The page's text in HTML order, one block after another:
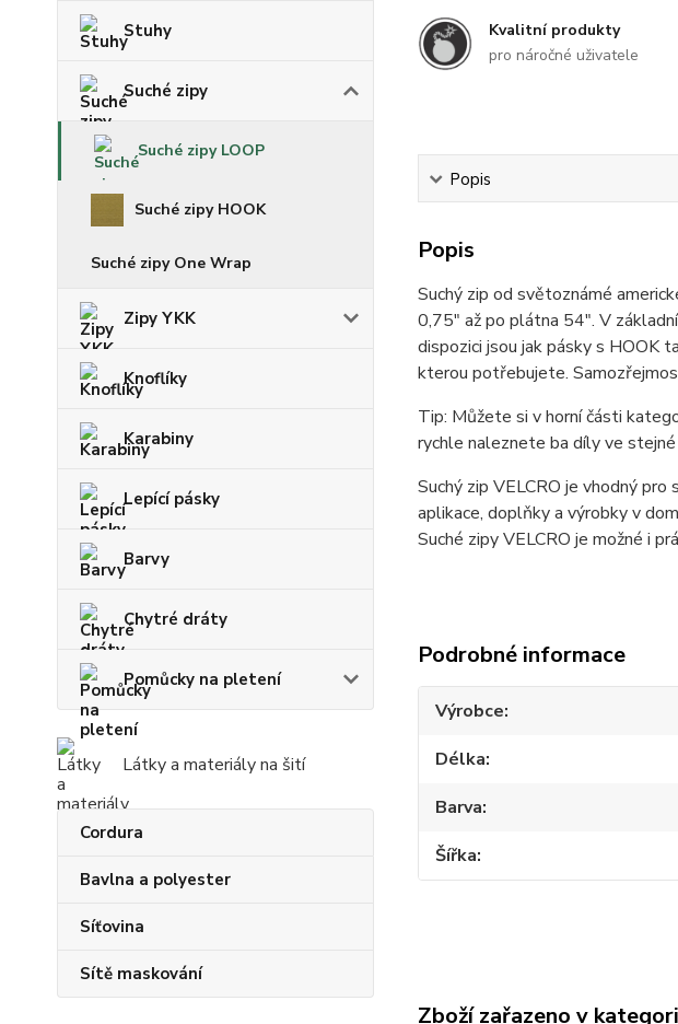
Stuhy
Suché zipy
Suché zipy LOOP
Suché zipy HOOK
Suché zipy One Wrap
Zipy YKK
Knoflíky
Karabiny
Lepící pásky
Barvy
Chytré dráty
Pomůcky na pletení
Látky a materiály na šití
Cordura
Bavlna a polyester
Síťovina
Sítě maskování
Kvalitní produkty
pro náročné uživatele
Popis
Popis
Suchý zip od světoznámé
0,75" až po plátna 54". V
dispozici jsou jak pásky s HOOK
kterou potřebujete.
Tip: Můžete si v horní části
rychle naleznete ba díly ve
Suchý zip VELCRO je vhodný
aplikace, doplňky a výrobky v
Suché zipy VELCRO je možné i
Podrobné informace
Výrobce
Délka
Barva
Šířka
Zboží zařazeno v